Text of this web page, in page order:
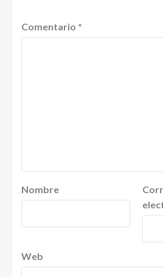
Comentario *
Nombre
Web